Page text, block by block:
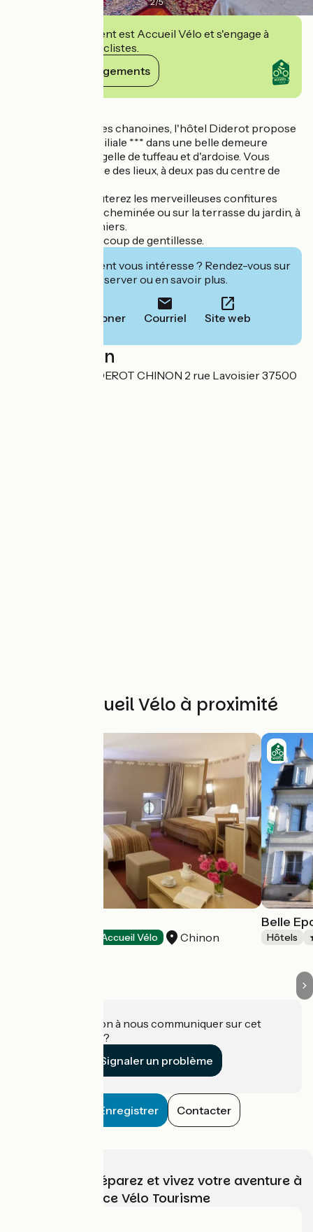
Cet établissement est Accueil Vélo et s'engage à
accueillir des cyclistes.
Voir ses engagements
Dans le quartier des chanoines, l'hôtel Diderot propose
une hôtellerie familiale *** dans une belle demeure
historique tourangelle de tuffeau et d'ardoise. Vous
profiterez du calme des lieux, à deux pas du centre de
Le matin, vous goûterez les merveilleuses confitures
maison, près de la cheminée ou sur la terrasse du jardin, à
l'ombre des bananiers.
Accueil avec beaucoup de gentillesse.
Cet établissement vous intéresse ? Rendez-vous sur
leur site pour réserver ou en savoir plus.
Téléphoner Courriel Site web
Localisation
SARL HOTEL DIDEROT CHINON 2 rue Lavoisier 37500
Autres Accueil Vélo à proximité
Accueil Vélo Chinon
Belle
Hôtels
Une information à nous communiquer sur cet
établissement ?
Signaler un problème
Enregistrer Contacter
Choisissez, préparez et vivez votre aventure à
vélo avec France Vélo Tourisme